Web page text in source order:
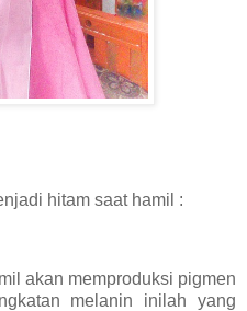
hitam saat hamil :
akan memproduksi pigmen
melanin inilah yang